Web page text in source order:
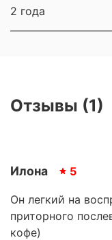
2 года
Отзывы (1)
Илона 5
Он легкий на
приторного
кофе)